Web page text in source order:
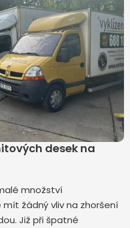
desek na
množství
žádný vliv na zhoršení
Již při špatné